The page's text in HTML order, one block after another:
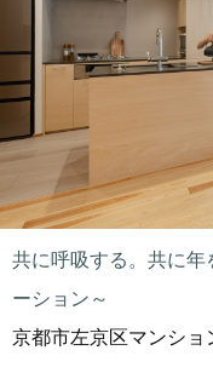
共に呼吸する。共に
ーション～
京都市左京区マンショ